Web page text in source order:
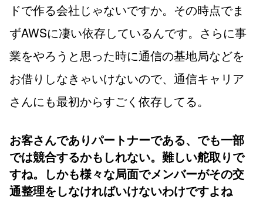
ドで作る会社じゃないですか。その時点でま
ずAWSに凄い依存しているんです。さらに事
業をやろうと思った時に通信の基地局などを
お借りしなきゃいけないので、通信キャリア
さんにも最初からすごく依存してる。
お客さんでありパートナーである、でも一部
では競合するかもしれない。難しい舵取りで
すね。しかも様々な局面でメンバーがその交
通整理をしなければいけないわけですよね